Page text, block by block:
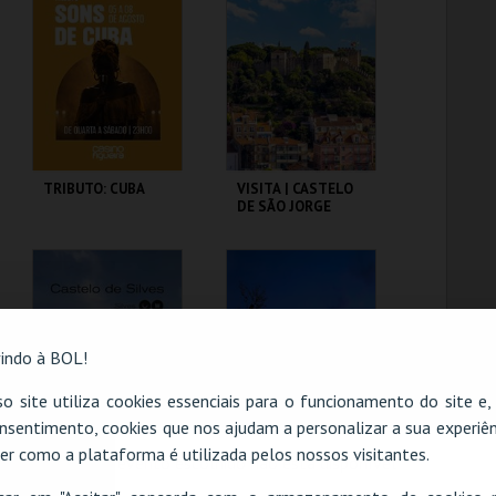
à BOL!
site utiliza cookies essenciais para o funcionamento do site
cookies que nos ajudam a personalizar a sua
como a plataforma é utilizada pelos nossos visitantes.
DE COIMBRA
CONVENTO CARMO
MAIS INFO
COMPRAR
TRIBUTO: CUBA
VISITA | CASTELO
DE SÃO JORGE
CASTELO DE SILVES
VISITA À ADEGA DA
O evento escolhido não está disponível